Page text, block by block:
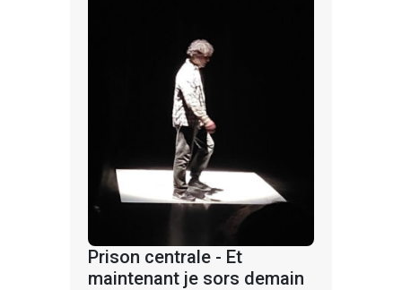
Prison centrale - Et
maintenant je sors demain